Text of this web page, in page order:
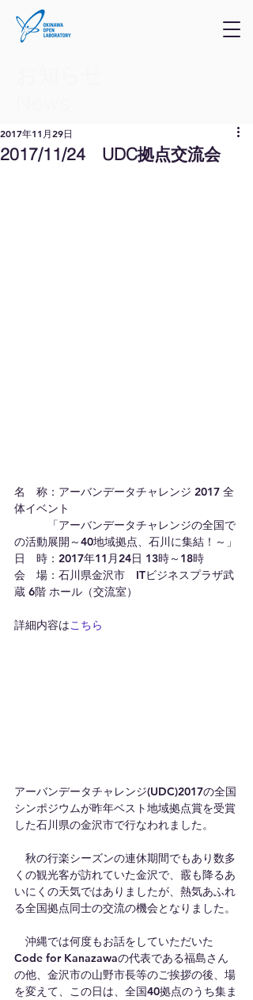
2017/11/24 UDC拠点交流会
2017年11月29日
名　称：アーバンデータチャレンジ 2017 全
体イベント
「アーバンデータチャレンジの全国で
の活動展開～40地域拠点、石川に集結！～」
日　時：2017年11月24日 13時～18時
会　場：石川県金沢市　ITビジネスプラザ武
蔵 6階 ホール（交流室）
詳細内容はこちら
アーバンデータチャレンジ(UDC)2017の全国
シンポジウムが昨年ベスト地域拠点賞を受賞
した石川県の金沢市で行なわれました。
秋の行楽シーズンの連休期間でもあり数多
くの観光客が訪れていた金沢で、霰も降るあ
いにくの天気ではありましたが、熱気あふれ
る全国拠点同士の交流の機会となりました。
沖縄では何度もお話をしていただいた
Code for Kanazawaの代表である福島さん
の他、金沢市の山野市長等のご挨拶の後、場
を変えて、この日は、全国40拠点のうち集ま